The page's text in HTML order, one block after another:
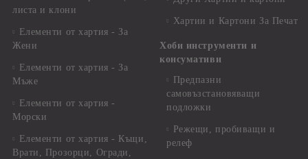
листа и клони
Елементи от хартия - За
Жени
Елементи от хартия - За
Мъже
Елементи от хартия -
Морски
Елементи от хартия - Къщи,
Врати, Прозорци, Огради,
Хартии и Картони За Печат
Хоби инструменти и
консумативи
Предпазни
самовъзстановяващи
подложки
Режещи, пробиващи и
релеф